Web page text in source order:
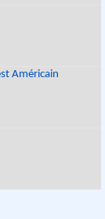
Américain